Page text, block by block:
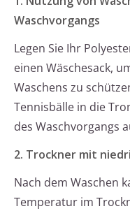
Waschvorgangs
Legen Sie Ihr
einen Wäschesack,
Waschens zu
Tennisbälle in die
des Waschvorgangs
2. Trockner mit
Nach dem Waschen
Temperatur im